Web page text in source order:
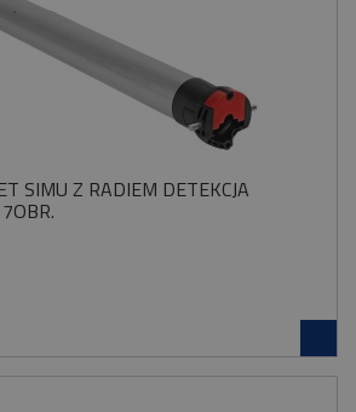
SIMU Z RADIEM DETEKCJA